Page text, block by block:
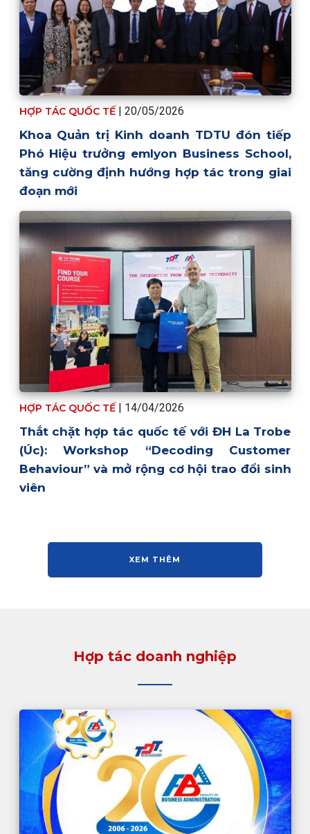
HỢP TÁC QUỐC TẾ 20/05/2026
Khoa Quản trị Kinh doanh TDTU đón tiếp
Phó Hiệu trưởng emlyon Business School,
tăng cường định hướng hợp tác trong giai
đoạn mới
HỢP TÁC QUỐC TẾ | 14/04/2026
Thắt chặt hợp tác quốc tế với ĐH La Trobe
(Úc): Workshop “Decoding Customer
Behaviour” và mở rộng cơ hội trao đổi sinh
viên
XEM THÊM
Hợp tác doanh nghiệp